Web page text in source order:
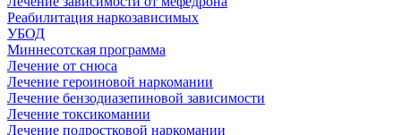
Реабилитация наркозависимых
УБОД
Миннесотская программа
Лечение от снюса
Лечение героиновой наркомании
Лечение бензодиазепиновой зависимости
Лечение токсикомании
Лечение подростковой наркомании